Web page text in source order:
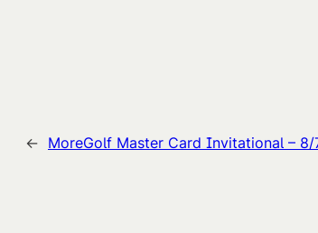
← MoreGolf Master Card Invitational – 8/